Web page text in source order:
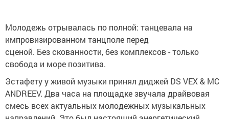
Молодежь отрывалась по полной: танцевала на
импровизированном танцполе перед
сценой. Без скованности, без комплексов - только
свобода и море позитива.
Эстафету у живой музыки принял диджей DS VEX & MC
ANDREEV. Два часа на площадке звучала драйвовая
смесь всех актуальных молодежных музыкальных